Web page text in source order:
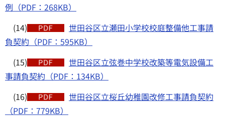
例（PDF：268KB）
(14)
世田谷区立瀬田小学校校庭整備他工事請
負契約（PDF：595KB）
(15)
世田谷区立弦巻中学校改築等電気設備工
事請負契約（PDF：134KB）
(16)
世田谷区立桜丘幼稚園改修工事請負契約
（PDF：779KB）